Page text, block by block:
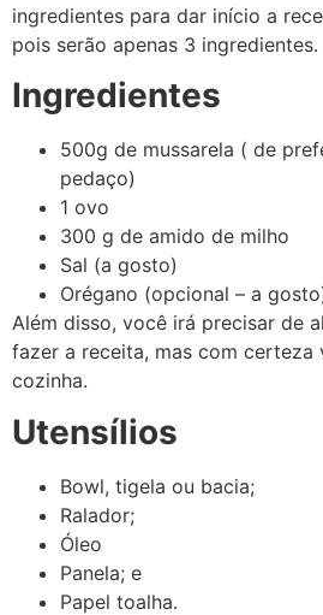
ingredientes para dar início a
pois serão apenas 3 ingredientes.
Ingredientes
500g de mussarela ( de
pedaço)
1 ovo
300 g de amido de milho
Sal (a gosto)
Orégano (opcional – a
Além disso, você irá precisar de
fazer a receita, mas com certeza
cozinha.
Utensílios
Bowl, tigela ou bacia;
Ralador;
Óleo
Panela; e
Papel toalha.